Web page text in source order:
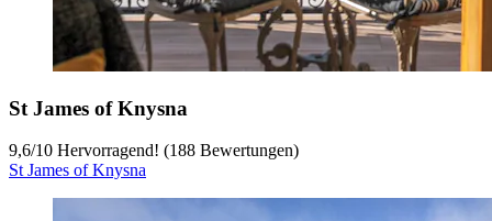
St James of Knysna
9,6/10 Hervorragend! (188 Bewertungen)
St James of Knysna